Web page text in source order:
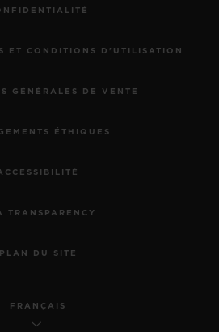
ET CONDITIONS D'UTILISATION
GÉNÉRALES DE VENTE
ÉTHIQUES
TRANSPARENCY
PLAN DU SITE
FRANÇAIS